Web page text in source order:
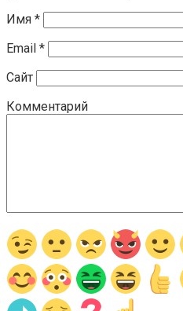
Имя *
Email *
Сайт
Комментарий